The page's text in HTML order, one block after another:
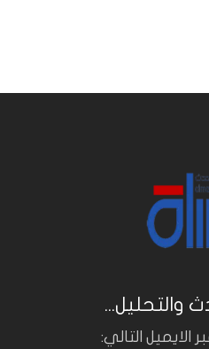
والتحليل...
الايميل التالي: